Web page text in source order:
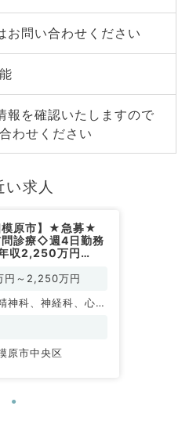
お問い合わせください
報を確認いたしますので
わせください
求人
模原市】★急募★
問診療◇週4日勤務
収2,250万円
円～2,250万円
神科、神経科、心療
ギー科、リウマチ
、脳神経外科、呼吸
原市中央区